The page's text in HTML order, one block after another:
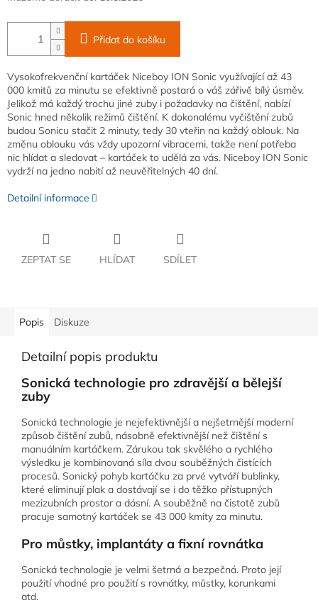
Přidat do košíku
Vysokofrekvenční kartáček Niceboy ION Sonic využívající až 43
000 kmitů za minutu se efektivně postará o váš zářivě bílý úsměv.
Jelikož má každý trochu jiné zuby i požadavky na čištění, nabízí
Sonic hned několik režimů čištění. K dokonalému vyčištění zubů
budou Sonicu stačit 2 minuty, tedy 30 vteřin na každý oblouk. Na
změnu oblouku vás vždy upozorní vibracemi, takže není potřeba
nic hlídat a sledovat – kartáček to udělá za vás. Niceboy ION Sonic
vydrží na jedno nabití až neuvěřitelných 40 dní.
Detailní informace
ZEPTAT SE HLÍDAT SDÍLET
Popis Diskuze
Detailní popis produktu
Sonická technologie pro zdravější a bělejší
zuby
Sonická technologie je nejefektivnější a nejšetrnější moderní
způsob čištění zubů, násobně efektivnější než čištění s
manuálním kartáčkem. Zárukou tak skvělého a rychlého
výsledku je kombinovaná síla dvou souběžných čistících
procesů. Sonický pohyb kartáčku za prvé vytváří bublinky,
které eliminují plak a dostávají se i do těžko přístupných
mezizubních prostor a dásní. A souběžně na čistotě zubů
pracuje samotný kartáček se 43 000 kmity za minutu.
Pro můstky, implantáty a fixní rovnátka
Sonická technologie je velmi šetrná a bezpečná. Proto její
použití vhodné pro použití s rovnátky, můstky, korunkami
atd.